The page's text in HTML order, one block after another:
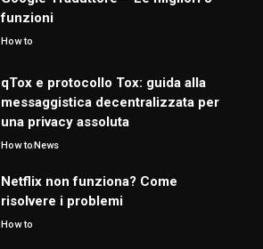
funzioni
How to
qTox e protocollo Tox: guida alla
messaggistica decentralizzata per
una privacy assoluta
How toNews
Netflix non funziona? Come
risolvere i problemi
How to